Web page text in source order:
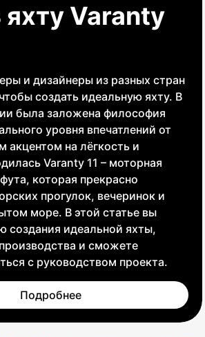
яхту Varanty
и дизайнеры из разных стран
создать идеальную яхту. В
была заложена философия
уровня впечатлений от
акцентом на лёгкость и
Varanty 11 – моторная
которая прекрасно
прогулок, вечеринок и
море. В этой статье вы
создания идеальной яхты,
и сможете
с руководством проекта.
Подробнее